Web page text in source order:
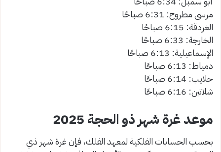
مرسى مطروح: 6:31 صباحًا
الغردقة: 6:15 صباحًا
الخارجة: 6:33 صباحًا
الإسماعيلية: 6:13 صباحًا
دمياط: 6:13 صباحًا
حلايب: 6:14 صباحًا
شلاتين: 6:16 صباحًا
موعد غرة شهر ذو الحجة 2025
بحسب الحسابات الفلكية لمعهد الفلك، فإن غرة شهر ذي